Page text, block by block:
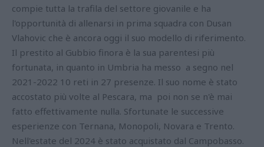
compie tutta la trafila del settore giovanile e ha
l'opportunità di allenarsi in prima squadra con Dusan
Vlahovic che è ancora oggi il suo modello di riferimento.
Il prestito al Gubbio finora è la sua parentesi più
fortunata, in quanto in Umbria ha messo a segno nel
2021-2022 10 reti in 27 presenze. Il suo nome è stato
accostato più volte al Pescara, ma poi non se n'è mai
fatto effettivamente nulla. Sfortunate le successive
esperienze con Ternana, Monopoli, Novara e Trento.
Nell'estate del 2024 è stato acquistato dal Campobasso.